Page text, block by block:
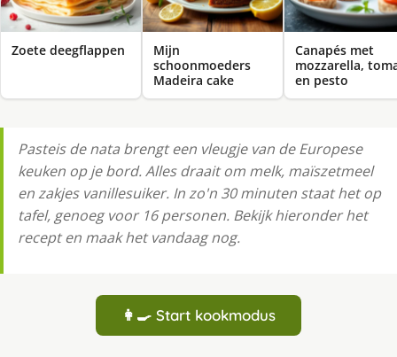
Zoete deegflappen
Mijn
schoonmoeders
Madeira cake
Canapés met
mozzarella,
en pesto
Pasteis de nata brengt een vleugje van de Europese
keuken op je bord. Alles draait om melk, maïszetmeel
en zakjes vanillesuiker. In zo'n 30 minuten staat het op
tafel, genoeg voor 16 personen. Bekijk hieronder het
recept en maak het vandaag nog.
👩‍🍳 Start kookmodus